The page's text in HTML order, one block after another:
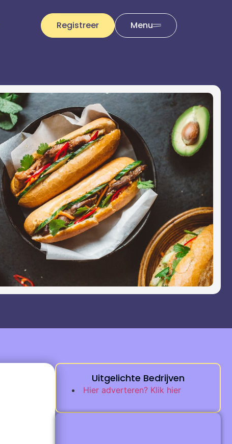
Registreer Menu
Uitgelichte Bedrijven
Hier adverteren? Klik hier